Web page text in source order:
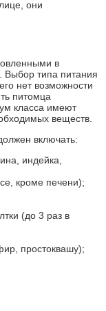
они
в
Выбор типа питания
нет возможности
питомца
класса имеют
веществ.
включать:
индейка,
кроме печени);
(до 3 раз в
простоквашу);